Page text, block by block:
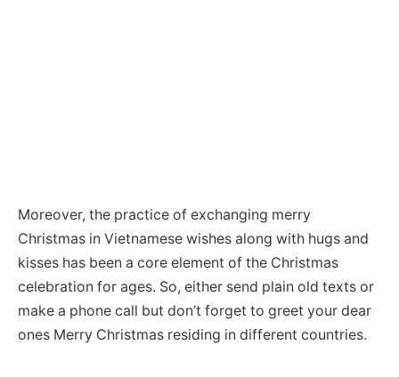
Moreover, the practice of exchanging merry
Christmas in Vietnamese wishes along with hugs and
kisses has been a core element of the Christmas
celebration for ages. So, either send plain old texts or
make a phone call but don’t forget to greet your dear
ones Merry Christmas residing in different countries.